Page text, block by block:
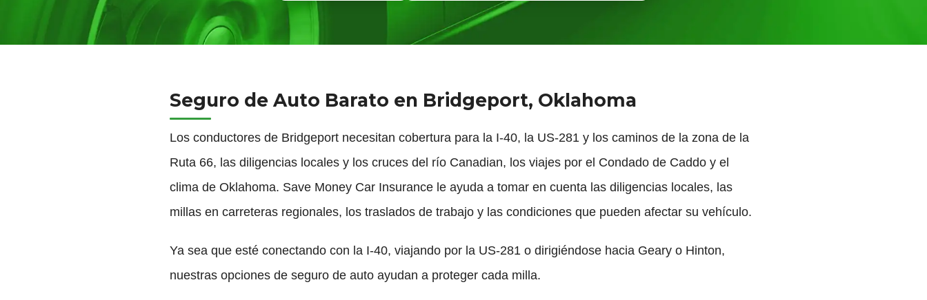
Seguro de Auto Barato en Bridgeport, Oklahoma
Los conductores de Bridgeport necesitan cobertura para la I-40, la US-281 y los caminos de la zona de la
Ruta 66, las diligencias locales y los cruces del río Canadian, los viajes por el Condado de Caddo y el
clima de Oklahoma. Save Money Car Insurance le ayuda a tomar en cuenta las diligencias locales, las
millas en carreteras regionales, los traslados de trabajo y las condiciones que pueden afectar su vehículo.
Ya sea que esté conectando con la I-40, viajando por la US-281 o dirigiéndose hacia Geary o Hinton,
nuestras opciones de seguro de auto ayudan a proteger cada milla.